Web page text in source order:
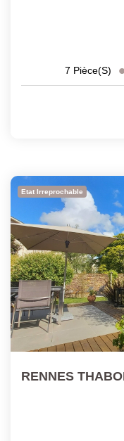
7 Pièce(s)
Etat Irreprochable